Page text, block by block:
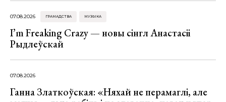
07.08.2026 ГРАМАДСТВА МУЗЫКА
I’m Freaking Crazy — новы сінгл Анастасіі
Рыдлеўскай
07.08.2026
Ганна Златкоўская: «Няхай не перамаглі, але